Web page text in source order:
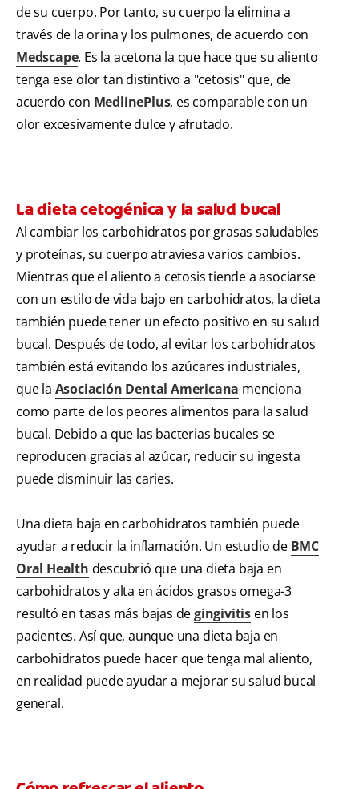
de su cuerpo. Por tanto, su cuerpo la elimina a
través de la orina y los pulmones, de acuerdo con
Medscape. Es la acetona la que hace que su aliento
tenga ese olor tan distintivo a "cetosis" que, de
acuerdo con MedlinePlus, es comparable con un
olor excesivamente dulce y afrutado.
La dieta cetogénica y la salud bucal
Al cambiar los carbohidratos por grasas saludables
y proteínas, su cuerpo atraviesa varios cambios.
Mientras que el aliento a cetosis tiende a asociarse
con un estilo de vida bajo en carbohidratos, la dieta
también puede tener un efecto positivo en su salud
bucal. Después de todo, al evitar los carbohidratos
también está evitando los azúcares industriales,
que la Asociación Dental Americana menciona
como parte de los peores alimentos para la salud
bucal. Debido a que las bacterias bucales se
reproducen gracias al azúcar, reducir su ingesta
puede disminuir las caries.
Una dieta baja en carbohidratos también puede
ayudar a reducir la inflamación. Un estudio de BMC
Oral Health descubrió que una dieta baja en
carbohidratos y alta en ácidos grasos omega-3
resultó en tasas más bajas degingivitis en los
pacientes. Así que, aunque una dieta baja en
carbohidratos puede hacer que tenga mal aliento,
en realidad puede ayudar a mejorar su salud bucal
general.